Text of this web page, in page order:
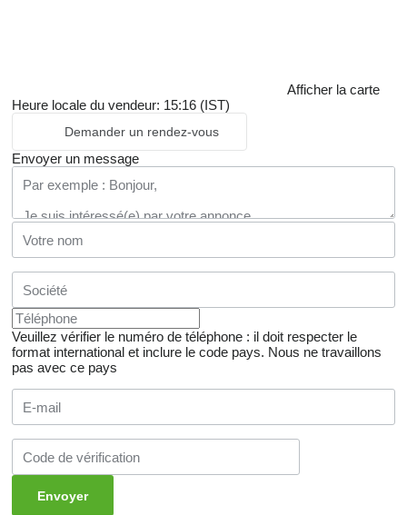
Afficher la carte
Heure locale du vendeur: 15:16 (IST)
Demander un rendez-vous
Envoyer un message
Veuillez vérifier le numéro de téléphone : il doit respecter le
format international et inclure le code pays. Nous ne travaillons
pas avec ce pays